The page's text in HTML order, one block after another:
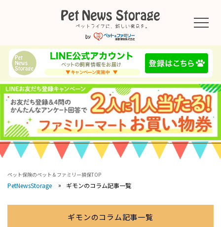
ペット保険のペット＆ファミリー損保TOP
PetNewsStorage ギモンのコラム記事一覧
ギモンのコラム記事一覧